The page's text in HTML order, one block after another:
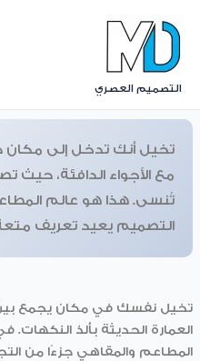
content
التصميم العصري
تخيل أنك تدخل إلى مكان
مع الأجواء الدافئة، حيث
تُنسى. هذا هو عالم
التصميم يعيد تعريف
تخيل نفسك في مكان يجمع بين
العمارة الحديثة بألذ
المطاعم والمقاهي جزءًا من